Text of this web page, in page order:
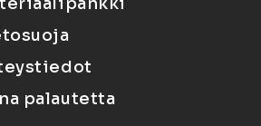
palautetta